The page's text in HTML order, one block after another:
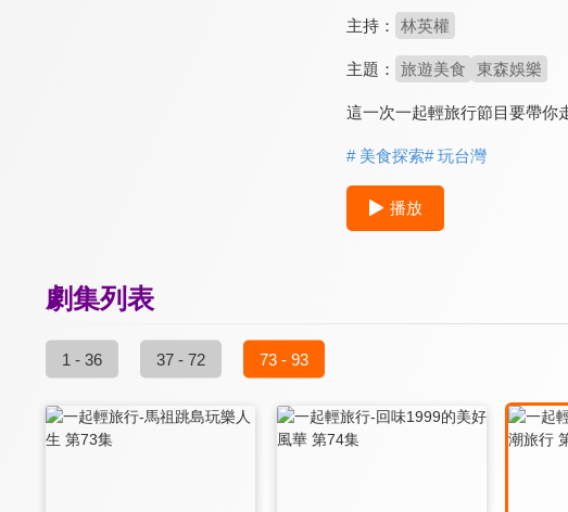
主持： 林英權
主題： 旅遊美食 東森娛樂
這一次一起輕旅行節目要帶你
# 美食探索# 玩台灣
播放
劇集列表
1 - 36 37 - 72 73 - 93